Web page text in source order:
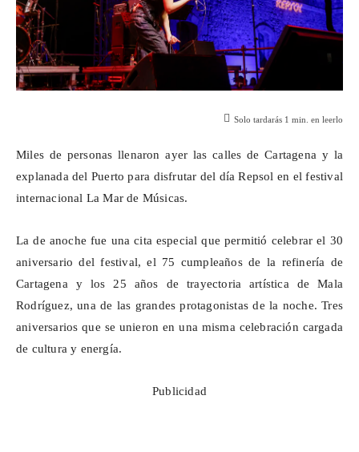
Solo tardarás 1 min. en leerlo
Miles de personas llenaron ayer las calles de Cartagena y la
explanada del Puerto para disfrutar del día Repsol en el festival
internacional La Mar de Músicas.
La de anoche fue una cita especial que permitió celebrar el 30
aniversario del festival, el 75 cumpleaños de la refinería de
Cartagena y los 25 años de trayectoria artística de Mala
Rodríguez, una de las grandes protagonistas de la noche. Tres
aniversarios que se unieron en una misma celebración cargada
de cultura y energía.
Publicidad